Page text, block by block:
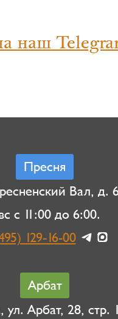
наш
Пресня
Вал, д.
с 11:00 до 6:00.
129-16-00
Арбат
ул. Арбат, 28, стр.